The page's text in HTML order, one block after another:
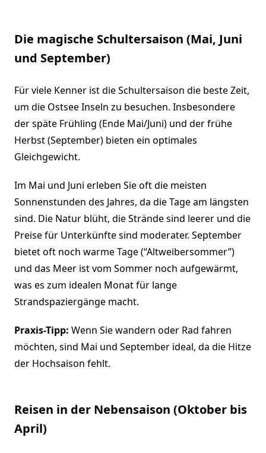
Die magische Schultersaison (Mai, Juni
und September)
Für viele Kenner ist die Schultersaison die beste Zeit,
um die Ostsee Inseln zu besuchen. Insbesondere
der späte Frühling (Ende Mai/Juni) und der frühe
Herbst (September) bieten ein optimales
Gleichgewicht.
Im Mai und Juni erleben Sie oft die meisten
Sonnenstunden des Jahres, da die Tage am längsten
sind. Die Natur blüht, die Strände sind leerer und die
Preise für Unterkünfte sind moderater. September
bietet oft noch warme Tage (“Altweibersommer”)
und das Meer ist vom Sommer noch aufgewärmt,
was es zum idealen Monat für lange
Strandspaziergänge macht.
Praxis-Tipp: Wenn Sie wandern oder Rad fahren
möchten, sind Mai und September ideal, da die Hitze
der Hochsaison fehlt.
Reisen in der Nebensaison (Oktober bis
April)